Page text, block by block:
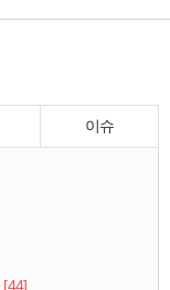
이슈
[44]